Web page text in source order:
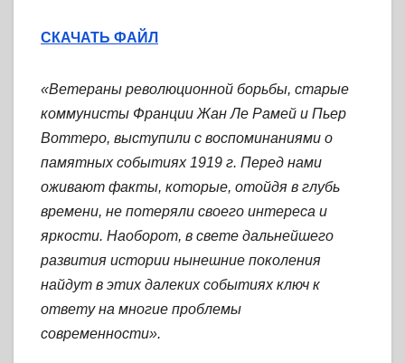
СКАЧАТЬ ФАЙЛ
«Ветераны революционной борьбы, старые
коммунисты Франции Жан Ле Рамей и Пьер
Воттеро, выступили с воспоминаниями о
памятных событиях 1919 г. Перед нами
оживают факты, которые, отойдя в глубь
времени, не потеряли своего интереса и
яркости. Наоборот, в свете дальнейшего
развития истории нынешние поколения
найдут в этих далеких событиях ключ к
ответу на многие проблемы
современности».